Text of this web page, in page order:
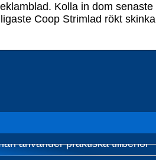
Kolla in dom senaste
Coop Strimlad rökt skinka
använder praktiska tillbehör